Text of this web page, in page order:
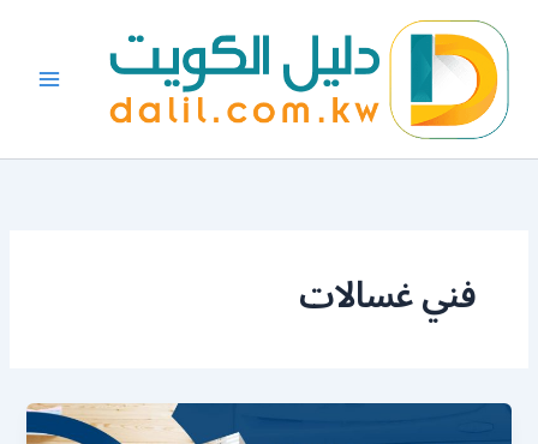
المحتوى
فني غسالات